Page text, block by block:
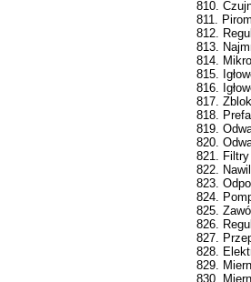
810.
811.
812.
813.
814.
815.
816.
817.
818.
819.
820.
821.
822.
823.
824.
825.
826.
827.
828.
829.
830.